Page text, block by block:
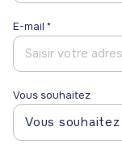
E-mail *
Vous souhaitez
Vous souhaitez